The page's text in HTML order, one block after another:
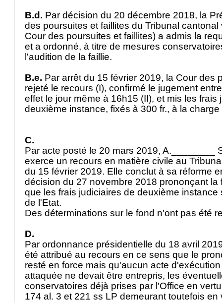
B.d. Par décision du 20 décembre 2018, la
des poursuites et faillites du Tribunal
Cour des poursuites et faillites) a admis la
et a ordonné, à titre de mesures
l'audition de la faillie.
B.e. Par arrêt du 15 février 2019, la Cour des
rejeté le recours (I), confirmé le jugement
effet le jour même à 16h15 (II), et mis les frais
deuxième instance, fixés à 300 fr., à la
C.
Par acte posté le 20 mars 2019, A.________
exerce un recours en matière civile au
du 15 février 2019. Elle conclut à sa réforme
décision du 27 novembre 2018 prononçant la
que les frais judiciaires de deuxième instance
de l'Etat.
Des déterminations sur le fond n'ont pas été
D.
Par ordonnance présidentielle du 18 avril
été attribué au recours en ce sens que le
resté en force mais qu'aucun acte
attaquée ne devait être entrepris, les
conservatoires déjà prises par l'Office en
174 al. 3 et 221 ss LP demeurant toutefois en